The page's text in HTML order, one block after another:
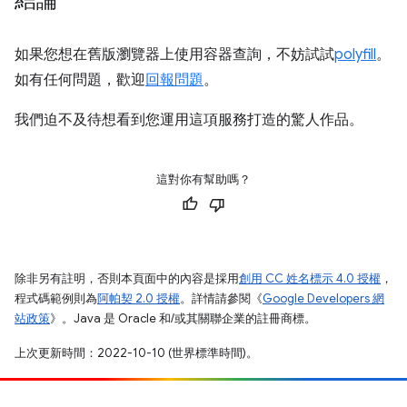
如果您想在舊版瀏覽器上使用容器查詢，不妨試試polyfill。
如有任何問題，歡迎回報問題。
我們迫不及待想看到您運用這項服務打造的驚人作品。
這對你有幫助嗎？
除非另有註明，否則本頁面中的內容是採用創用 CC 姓名標示 4.0 授權 ，
程式碼範例則為阿帕契 2.0 授權。詳情請參閱《Google Developers 網
站政策》。Java 是 Oracle 和/或其關聯企業的註冊商標。
上次更新時間：2022-10-10 (世界標準時間)。